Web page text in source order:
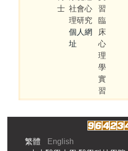
士 社會心
理研究
個人網
址
習
臨
床
心
理
學
實
習
繁體
English